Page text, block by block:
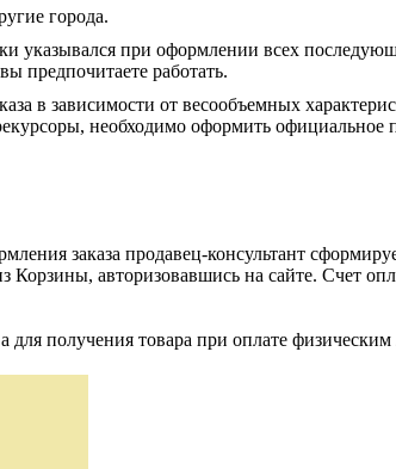
города.
указывался при оформлении всех
предпочитаете работать.
в зависимости от весообъемных
необходимо оформить официальное
заказа продавец-консультант
авторизовавшись на сайте. Счет
для получения товара при оплате